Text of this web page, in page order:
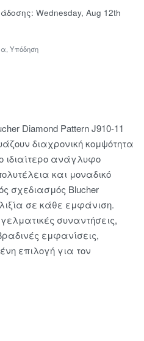
Wednesday, Aug 12th
Υπόδηση
Diamond Pattern J910-11
διαχρονική κομψότητα
ιδιαίτερο ανάγλυφο
και μοναδικό
σχεδιασμός Blucher
σε κάθε εμφάνιση.
συναντήσεις,
εμφανίσεις,
επιλογή για τον